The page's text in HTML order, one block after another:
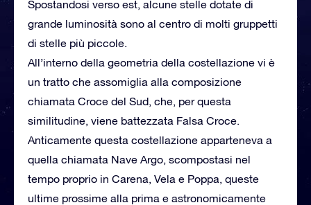
Spostandosi verso est, alcune stelle dotate di
grande luminosità sono al centro di molti gruppetti
di stelle più piccole.
All’interno della geometria della costellazione vi è
un tratto che assomiglia alla composizione
chiamata Croce del Sud, che, per questa
similitudine, viene battezzata Falsa Croce.
Anticamente questa costellazione apparteneva a
quella chiamata Nave Argo, scompostasi nel
tempo proprio in Carena, Vela e Poppa, queste
ultime prossime alla prima e astronomicamente